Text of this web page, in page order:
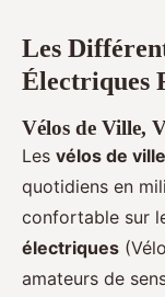
Les
Électriques
Vélos de Ville,
Les vélos de ville
quotidiens en
confortable sur
électriques
amateurs de